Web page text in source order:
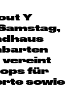
Y
vereint
für
sowie